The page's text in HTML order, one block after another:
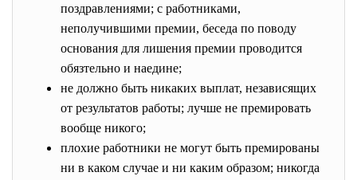
поздравлениями; с работниками,
неполучившими премии, беседа по поводу
основания для лишения премии проводится
обязтельно и наедине;
не должно быть никаких выплат, независящих
от результатов работы; лучше не премировать
вообще никого;
плохие работники не могут быть премированы
ни в каком случае и ни каким образом; никогда